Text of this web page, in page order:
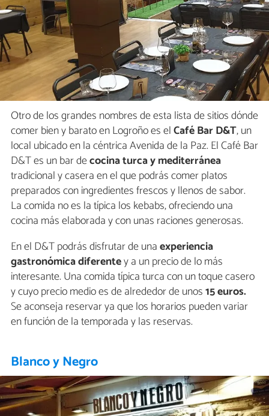
Otro de los grandes nombres de esta lista de sitios dónde
comer bien y barato en Logroño es elCafé Bar D&T, un
local ubicado en la céntrica Avenida de la Paz. El Café Bar
D&T es un bar decocina turca y mediterránea
tradicional y casera en el que podrás comer platos
preparados con ingredientes frescos y llenos de sabor.
La comida no es la típica los kebabs, ofreciendo una
cocina más elaborada y con unas raciones generosas.
En el D&T podrás disfrutar de unaexperiencia
gastronómica diferentey a un precio de lo más
interesante. Una comida típica turca con un toque casero
y cuyo precio medio es de alrededor de unos15 euros.
Se aconseja reservar ya que los horarios pueden variar
en función de la temporada y las reservas.
Blanco y Negro